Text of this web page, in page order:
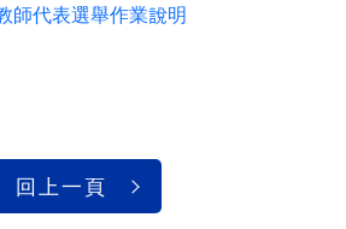
師代表選舉作業說明
回上一頁